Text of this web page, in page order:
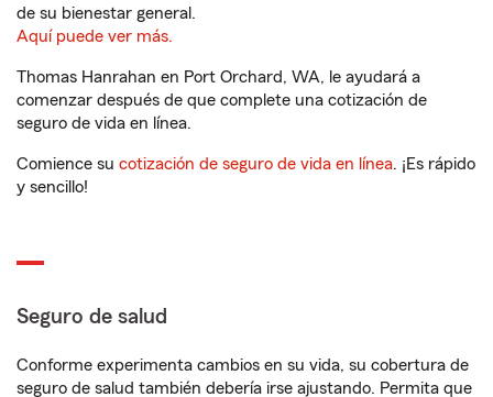
de su bienestar general.
Aquí puede ver más.
Thomas Hanrahan en Port Orchard, WA, le ayudará a
comenzar después de que complete una cotización de
seguro de vida en línea.
Comience su cotización de seguro de vida en línea. ¡Es rápido
y sencillo!
Seguro de salud
Conforme experimenta cambios en su vida, su cobertura de
seguro de salud también debería irse ajustando. Permita que